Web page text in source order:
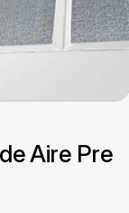
Aire Pre